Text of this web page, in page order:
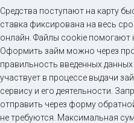
Средства поступают на карту
ставка фиксирована на весь
онлайн. Файлы cookie помогают
Оформить займ можно через
правильность введенных
участвует в процессе выдачи
сервису и его деятельности.
отправить через форму
не требуются. Максимальная